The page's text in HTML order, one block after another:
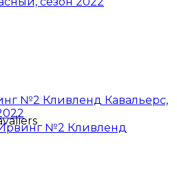
№2 Кливленд Кавальерс,